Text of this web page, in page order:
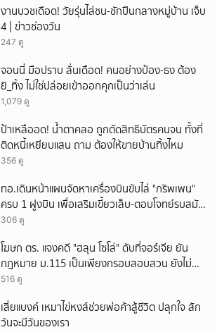
งานบวชเดือด! วัยรุ่นไล่ชน-ชักปืนกลางหมู่บ้าน เจ็บ
4 | ข่าวช่องวัน
247 ดู
จอนนี่ มือปราบ ลั่นเดือด! คนอย่างป๋อง-ธง ต้อง
ยิ_ทิ้ง ไม่ใช่ปล่อยเข้าออกคุกเป็นว่าเล่น
1,079 ดู
ป้าเหลืออด! น้ำตาคลอ ถูกตัดสิทธิบัตรคนจน ทั้งที่
ติดหนี้เหยียบแสน ถาม ต้องให้ขายบ้านทิ้งไหม
356 ดู
ทอ.เดินหน้าแผนจัดหาเครื่องบินขับไล่ "กริพเพน"
ครบ 1 ฝูงบิน เพื่อเสริมเขี้ยวเล็บ-ตอบโจทย์รบสมัย
ใหม่
306 ดู
โฆษก ตร. แจงคดี "ฮลุน โซโล่" ดับที่จอร์เจีย ยัน
กฎหมาย ม.115 เป็นเพียงกรอบสอบสวน ยังไม่
สรุปสาเหตุ
516 ดู
เสี่ยแบงค์ เหมาไข่หงส์ช่วยพ่อค้าสู้ชีวิต ปลุกใจ สัก
วันจะมีวันของเรา